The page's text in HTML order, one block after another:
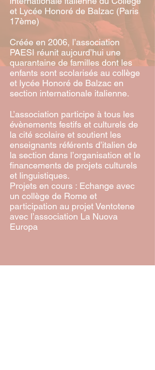
et Lycée Honoré de Balzac (Paris
17ème)
Créée en 2006, l’association
PAESI réunit aujourd’hui une
quarantaine de familles dont les
enfants sont scolarisés au collège
et lycée Honoré de Balzac en
section internationale italienne.
L’association participe à tous les
évènements festifs et culturels de
la cité scolaire et soutient les
enseignants référents d’italien de
la section dans l’organisation et le
financements de projets culturels
et linguistiques.
Projets en cours : Echange avec
un collège de Rome et
participation au projet Ventotene
avec l’association La Nuova
Europa